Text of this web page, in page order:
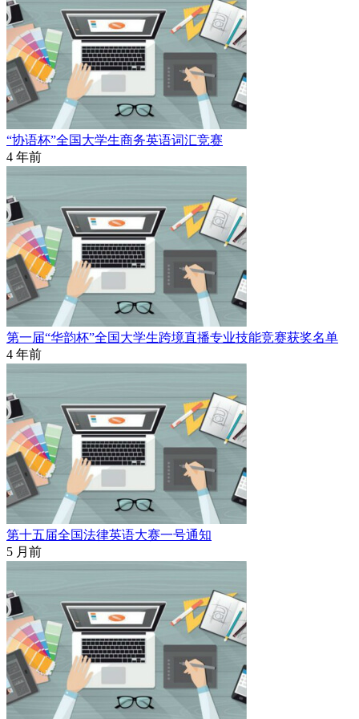
“协语杯”全国大学生商务英语词汇竞赛
4 年前
第一届“华韵杯”全国大学生跨境直播专业技能竞赛获奖名单
4 年前
第十五届全国法律英语大赛一号通知
5 月前